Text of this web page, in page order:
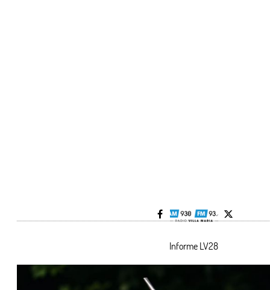
Informe LV28